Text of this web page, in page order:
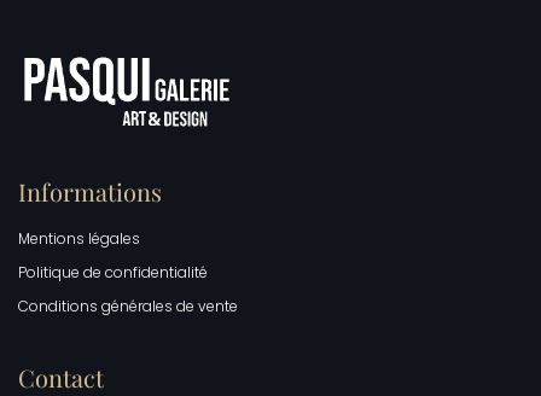
Informations
Mentions légales
Politique de confidentialité
Conditions générales de vente
Contact